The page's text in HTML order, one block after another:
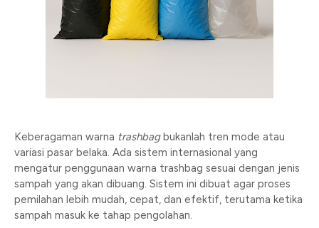
Keberagaman warna trashbagbukanlah tren mode atau
variasi pasar belaka. Ada sistem internasional yang
mengatur penggunaan warna trashbag sesuai dengan jenis
sampah yang akan dibuang. Sistem ini dibuat agar proses
pemilahan lebih mudah, cepat, dan efektif, terutama ketika
sampah masuk ke tahap pengolahan.